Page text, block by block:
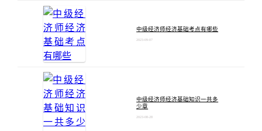
中级经济师经济基础考点有哪些
2023-09-07
中级经济师经济基础知识一共多
少章
2023-08-28